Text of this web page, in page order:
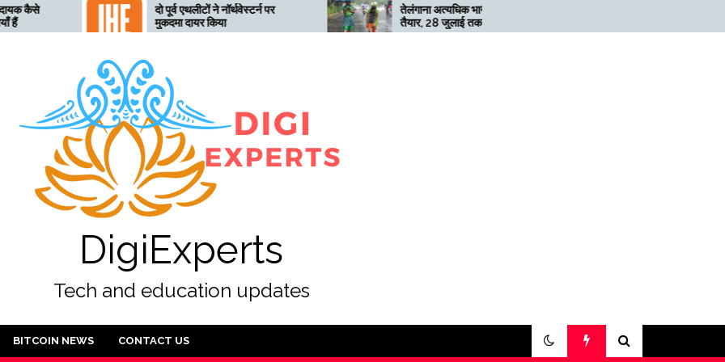
दो पूर्व एथलीटों ने नॉर्थवेस्टर्न पर
मुकदमा दायर किया
तेलंगाना अत्यधिक भारी बारिश के लिए
तैयार, 28 जुलाई तक ‘रेड’ अलर्ट जारी
हुई तो खनन लाभदायक नहीं है
DigiExperts
Tech and education updates
BITCOIN NEWS CONTACT US